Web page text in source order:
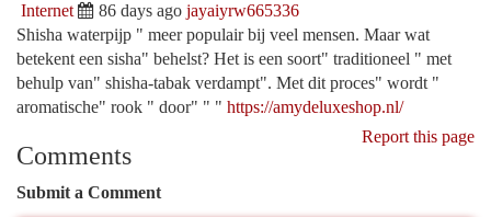
Internet 86 days ago jayaiyrw665336
Shisha waterpijp " meer populair bij veel mensen. Maar wat
betekent een sisha" behelst? Het is een soort" traditioneel " met
behulp van" shisha-tabak verdampt". Met dit proces" wordt "
aromatische" rook " door" " " https://amydeluxeshop.nl/
Report this page
Comments
Submit a Comment